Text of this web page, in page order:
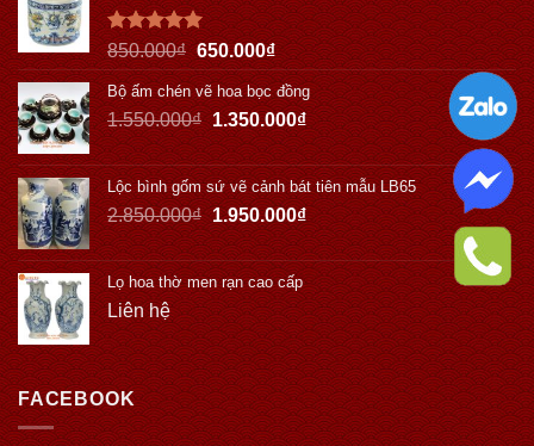
Được xếp
hạng5.00
5 sao
850.000₫ 650.000₫
Bộ ấm chén vẽ hoa bọc đồng
1.550.000₫ 1.350.000₫
Lộc bình gốm sứ vẽ cảnh bát tiên mẫu LB65
2.850.000₫ 1.950.000₫
Lọ hoa thờ men rạn cao cấp
Liên hệ
FACEBOOK